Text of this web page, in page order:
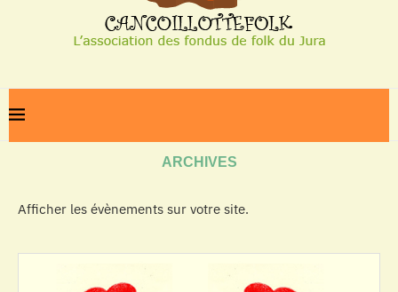
ARCHIVES
Afficher les évènements sur votre site.